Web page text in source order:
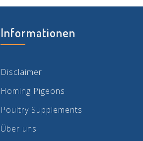
Informationen
Disclaimer
Homing Pigeons
Poultry Supplements
Über uns